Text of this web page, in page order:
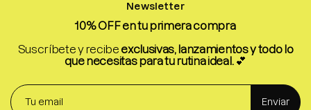
Newsletter
10% OFF en tu primera compra
Suscríbete y recibe exclusivas, lanzamientos y todo lo
que necesitas para tu rutina ideal.💕
Enviar